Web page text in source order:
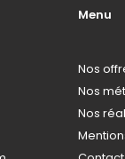
Menu
Nos
Nos
Nos